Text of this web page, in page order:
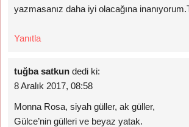
yazmasanız daha iyi olacağına
Yanıtla
tuğba satkun dedi ki:
8 Aralık 2017, 08:58
Monna Rosa, siyah güller, ak güller,
Gülce’nin gülleri ve beyaz yatak.